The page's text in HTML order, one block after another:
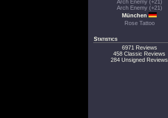
Arch Enemy (+21)
Arch Enemy (+21)
München
Rose Tattoo
Statistics
6971 Reviews
458 Classic Reviews
284 Unsigned Reviews